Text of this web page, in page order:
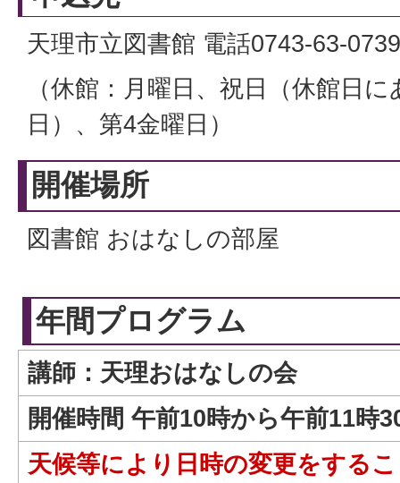
天理市立図書館 電話0743-63-0739
（休館：月曜日、祝日（休館日
日）、第4金曜日）
開催場所
図書館 おはなしの部屋
年間プログラム
講師：天理おはなしの会
開催時間 午前10時から午前11時
天候等により日時の変更をする